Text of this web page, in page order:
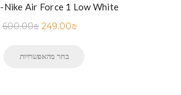
נעלי נייק-Nike Air Force 1 Low White
600.00₪ 249.00₪
בחר מהאפשרויות